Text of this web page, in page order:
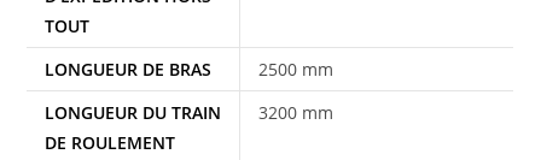
TOUT
LONGUEUR DE BRAS
2500 mm
LONGUEUR DU TRAIN
DE ROULEMENT
3200 mm